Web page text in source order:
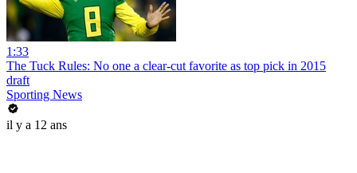
1:33
The Tuck Rules: No one a clear-cut favorite as top pick in 2015
draft
Sporting News
il y a 12 ans